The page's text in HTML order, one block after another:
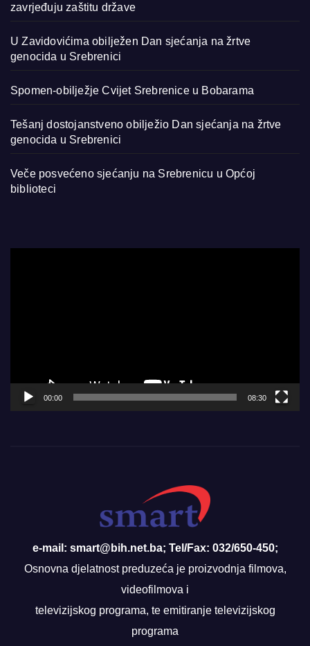
zavrjeđuju zaštitu države
U Zavidovićima obilježen Dan sjećanja na žrtve
genocida u Srebrenici
Spomen-obilježje Cvijet Srebrenice u Bobarama
Tešanj dostojanstveno obilježio Dan sjećanja na žrtve
genocida u Srebrenici
Veče posvećeno sjećanju na Srebrenicu u Općoj
biblioteci
00:00 08:30
e-mail: smart@bih.net.ba; Tel/Fax: 032/650-450;
Osnovna djelatnost preduzeća je proizvodnja filmova,
videofilmova i
televizijskog programa, te emitiranje televizijskog
programa